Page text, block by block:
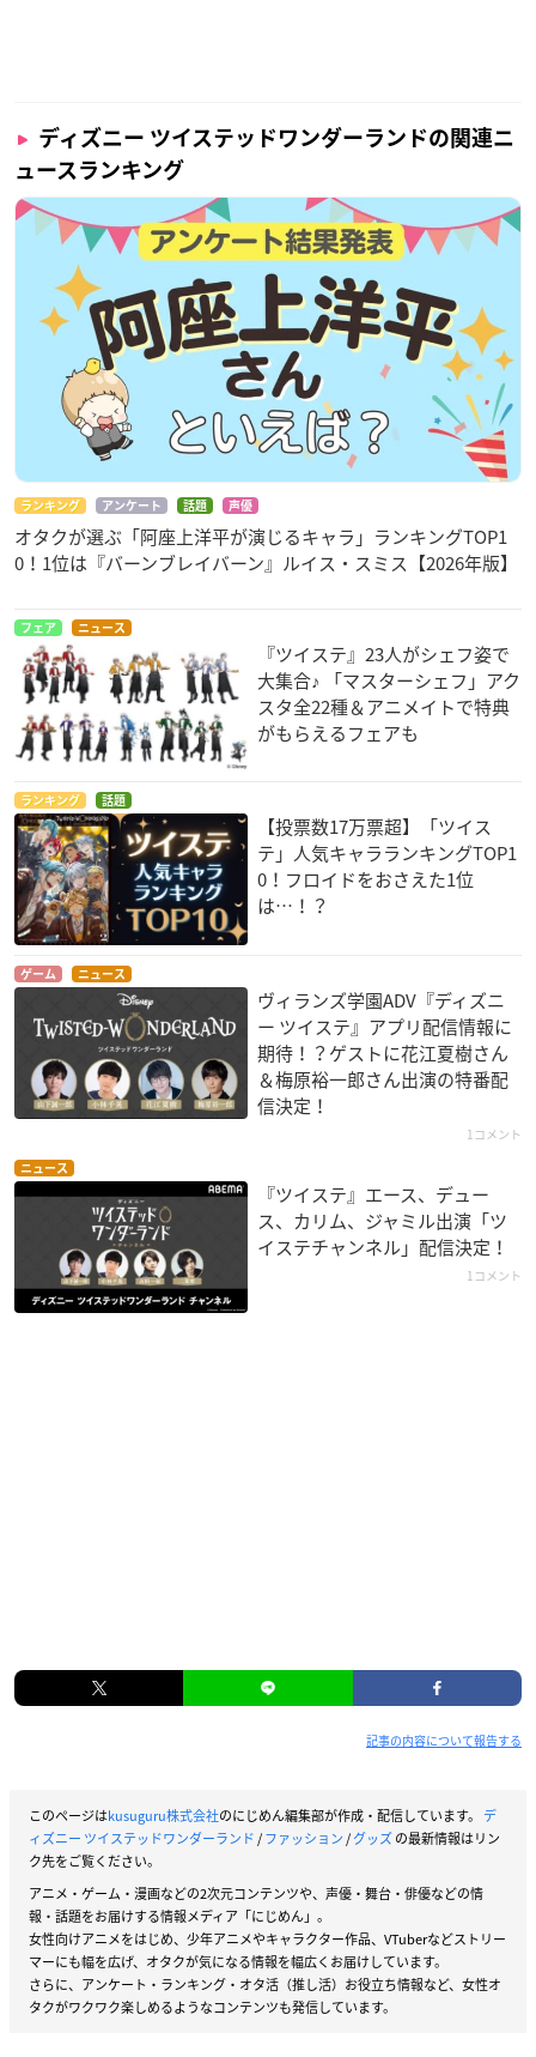
ディズニー ツイステッドワンダーランドの関連ニ
ュースランキング
ランキング アンケート 話題 声優
オタクが選ぶ「阿座上洋平が演じるキャラ」ランキングTOP1
0！1位は『バーンブレイバーン』ルイス・スミス【2026年版】
フェア ニュース
『ツイステ』23人がシェフ姿で
大集合♪ 「マスターシェフ」アク
スタ全22種＆アニメイトで特典
がもらえるフェアも
ランキング 話題
【投票数17万票超】「ツイス
テ」人気キャラランキングTOP1
0！フロイドをおさえた1位
は…！？
ゲーム ニュース
ヴィランズ学園ADV『ディズニ
ー ツイステ』アプリ配信情報に
期待！？ゲストに花江夏樹さん
＆梅原裕一郎さん出演の特番配
信決定！
1コメント
ニュース
『ツイステ』エース、デュー
ス、カリム、ジャミル出演「ツ
イステチャンネル」配信決定！
1コメント
記事の内容について報告する
このページはkusuguru株式会社のにじめん編集部が作成・配信しています。 デ
ィズニー ツイステッドワンダーランド/ファッション/グッズの最新情報はリン
ク先をご覧ください。
アニメ・ゲーム・漫画などの2次元コンテンツや、声優・舞台・俳優などの情
報・話題をお届けする情報メディア「にじめん」。
女性向けアニメをはじめ、少年アニメやキャラクター作品、VTuberなどストリー
マーにも幅を広げ、オタクが気になる情報を幅広くお届けしています。
さらに、アンケート・ランキング・オタ活（推し活）お役立ち情報など、女性オ
タクがワクワク楽しめるようなコンテンツも発信しています。